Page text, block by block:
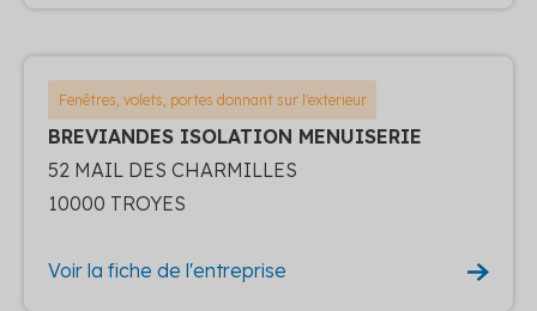
Fenêtres, volets, portes donnant sur l'exterieur
BREVIANDES ISOLATION MENUISERIE
52 MAIL DES CHARMILLES
10000 TROYES
Voir la fiche de l'entreprise